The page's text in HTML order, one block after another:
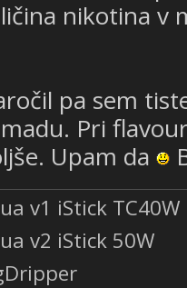
nikotina v
pa sem
Pri
Upam da
v1 iStick TC40W
v2 iStick 50W